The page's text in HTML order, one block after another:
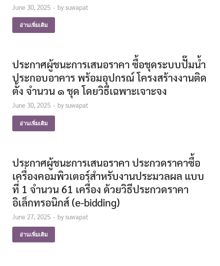
June 30, 2025 - bysuwapat
อ่านเพิ่มเติม
ประกาศผู้ชนะการเสนอราคา ซื้อชุดระบบปั๊มน้ำ
ประกอบอาคาร พร้อมอุปกรณ์ โครงสร้างงานติด
ตั้ง จำนวน ๑ ชุด โดยวิธีเฉพาะเจาะจง
June 30, 2025 - bysuwapat
อ่านเพิ่มเติม
ประกาศผู้ชนะการเสนอราคา ประกวดราคาซื้อ
เครื่องคอมพิวเตอร์สำหรับงานประมวลผล แบบ
ที่ 1 จำนวน 61 เครื่อง ด้วยวิธีประกวดราคา
อิเล็กทรอนิกส์ (e-bidding)
June 27, 2025 - bysuwapat
อ่านเพิ่มเติม